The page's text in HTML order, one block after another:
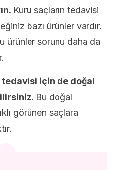
Kuru saçların tedavisi
bazı ürünler vardır.
ürünler sorunu daha da
tedavisi için de doğal
Bu doğal
görünen saçlara